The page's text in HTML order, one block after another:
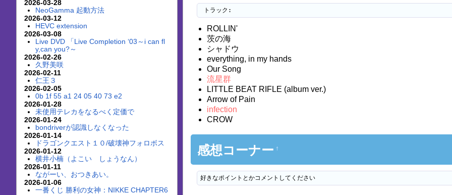
トラック:
ROLLIN'
茨の海
シャドウ
everything, in my hands
Our Song
流星群
LITTLE BEAT RIFLE (album ver.)
Arrow of Pain
infection
CROW
感想コーナー †
好きなポイントとかコメントしてください
2026-03-28
NeoGamma 起動方法
2026-03-12
HEVC extension
2026-03-08
Live DVD 「Live Completion ‘03～i can fl
y,can you?～
2026-02-26
久野美咲
2026-02-11
仁王３
2026-02-05
0b 1f 55 a1 24 05 40 73 e2
2026-01-28
未使用テレカをなるべく定価で
2026-01-24
bondriverが認識しなくなった
2026-01-14
ドラゴンクエスト１０/破壊神フォロボス
2026-01-12
横井小楠（よこい しょうなん）
2026-01-11
ながーい、おつきあい。
2026-01-06
一番くじ 勝利の女神：NIKKE CHAPTER6